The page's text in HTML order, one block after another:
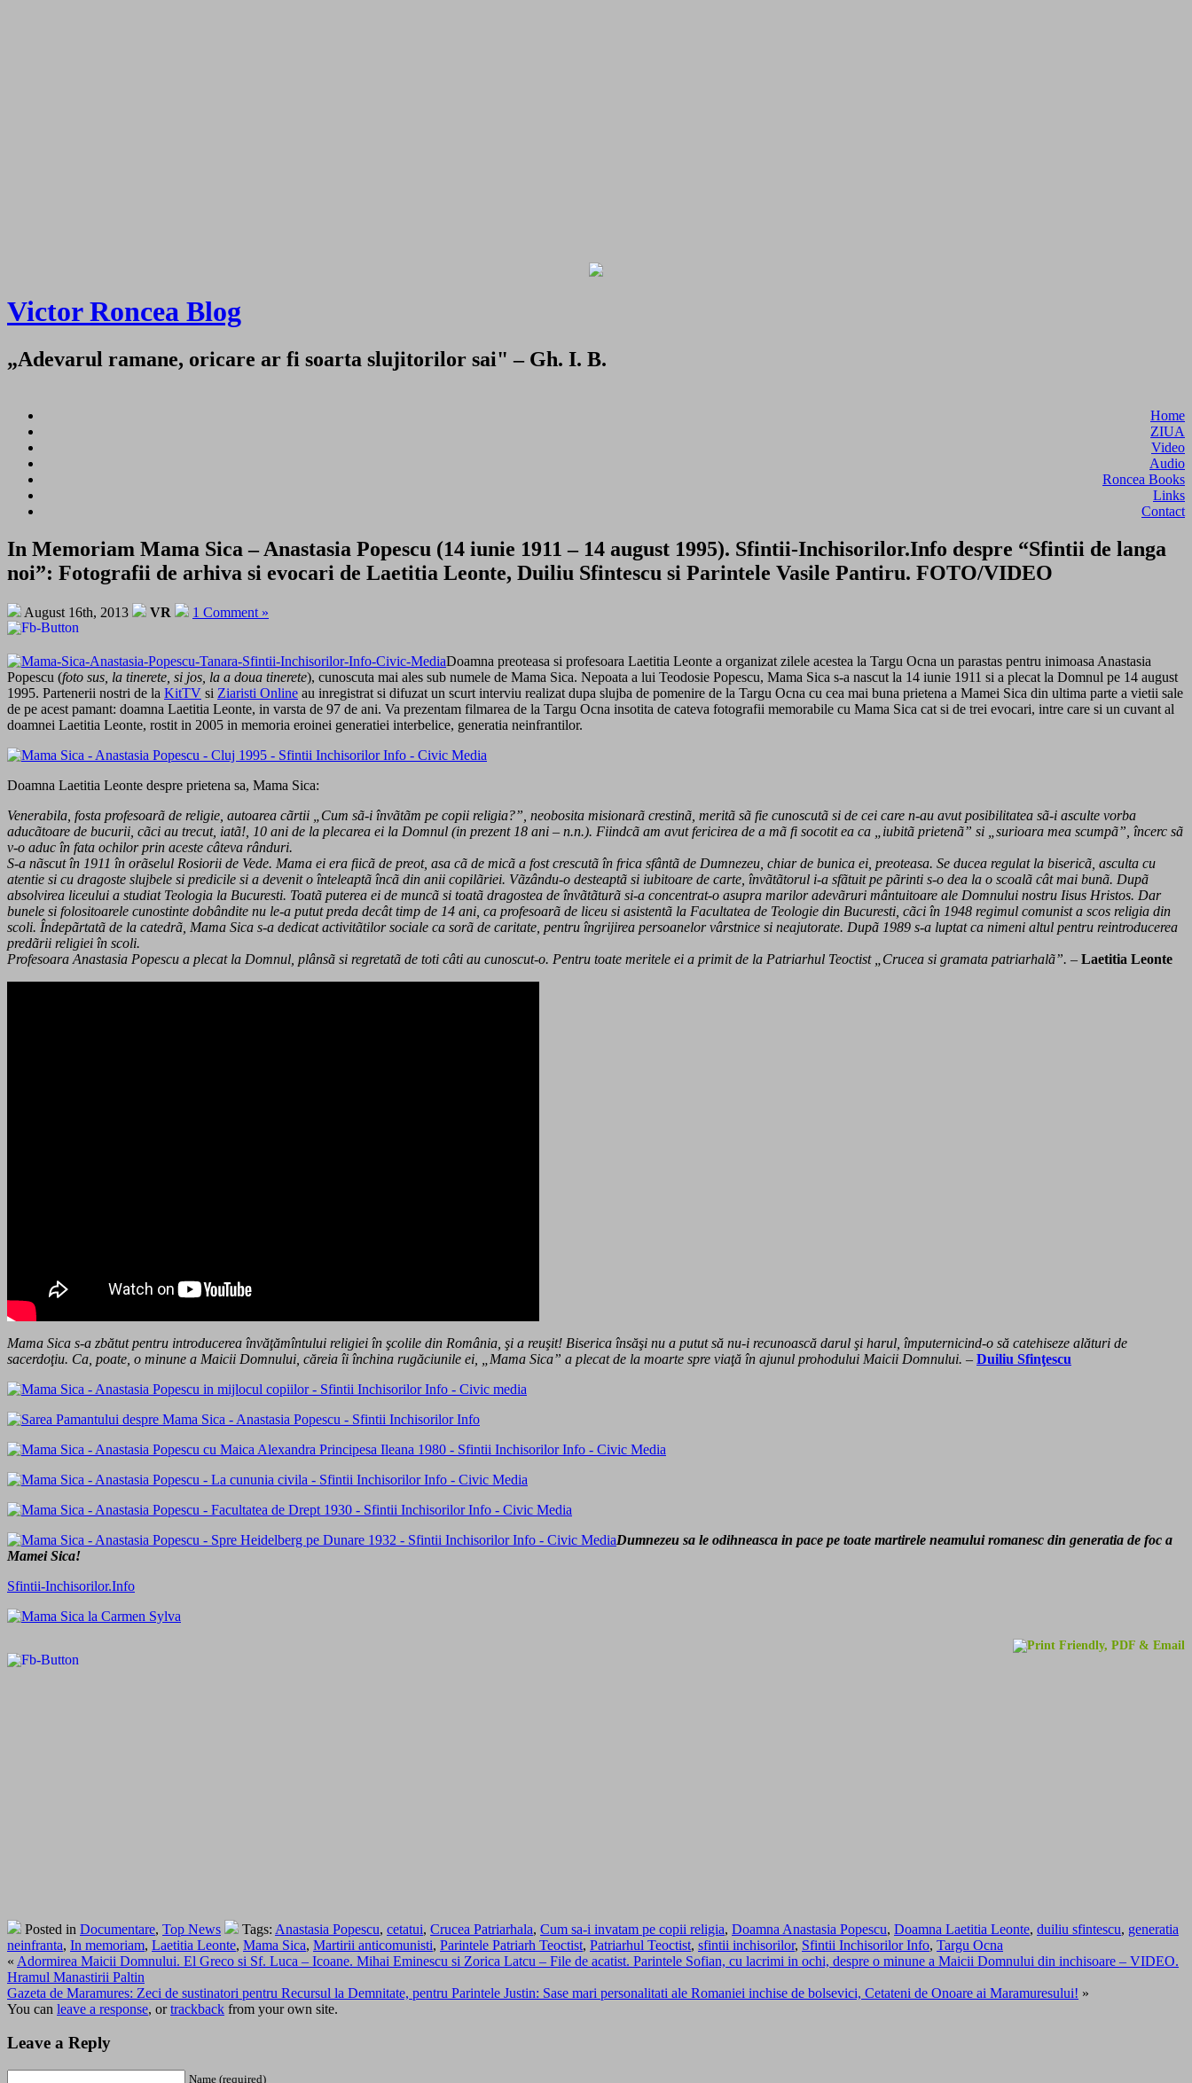
Victor Roncea Blog
„Adevarul ramane, oricare ar fi soarta slujitorilor sai" – Gh. I. B.
Home
ZIUA
Video
Audio
Roncea Books
Links
Contact
In Memoriam Mama Sica – Anastasia Popescu (14 iunie 1911 – 14 august 1995). Sfintii-Inchisorilor.Info despre “Sfintii de langa
noi”: Fotografii de arhiva si evocari de Laetitia Leonte, Duiliu Sfintescu si Parintele Vasile Pantiru. FOTO/VIDEO
August 16th, 2013 VR 1 Comment »
Doamna preoteasa si profesoara Laetitia Leonte a organizat zilele acestea la Targu Ocna un parastas pentru inimoasa Anastasia
Popescu (foto sus, la tinerete, si jos, la a doua tinerete), cunoscuta mai ales sub numele de Mama Sica. Nepoata a lui Teodosie Popescu, Mama Sica s-a nascut la 14 iunie 1911 si a plecat la Domnul pe 14 august
1995. Partenerii nostri de la KitTV si Ziaristi Online au inregistrat si difuzat un scurt interviu realizat dupa slujba de pomenire de la Targu Ocna cu cea mai buna prietena a Mamei Sica din ultima parte a vietii sale
de pe acest pamant: doamna Laetitia Leonte, in varsta de 97 de ani. Va prezentam filmarea de la Targu Ocna insotita de cateva fotografii memorabile cu Mama Sica cat si de trei evocari, intre care si un cuvant al
doamnei Laetitia Leonte, rostit in 2005 in memoria eroinei generatiei interbelice, generatia neinfrantilor.
Doamna Laetitia Leonte despre prietena sa, Mama Sica:
Venerabila, fosta profesoarã de religie, autoarea cãrtii „Cum sã-i învãtãm pe copii religia?”, neobosita misionarã crestinã, meritã sã fie cunoscutã si de cei care n-au avut posibilitatea sã-i asculte vorba
aducãtoare de bucurii, cãci au trecut, iatã!, 10 ani de la plecarea ei la Domnul (in prezent 18 ani – n.n.). Fiindcã am avut fericirea de a mã fi socotit ea ca „iubitã prietenã” si „surioara mea scumpã”, încerc sã
v-o aduc în fata ochilor prin aceste câteva rânduri.
S-a nãscut în 1911 în orãselul Rosiorii de Vede. Mama ei era fiicã de preot, asa cã de micã a fost crescutã în frica sfântã de Dumnezeu, chiar de bunica ei, preoteasa. Se ducea regulat la bisericã, asculta cu
atentie si cu dragoste slujbele si predicile si a devenit o înteleaptã încã din anii copilãriei. Vãzându-o desteaptã si iubitoare de carte, învãtãtorul i-a sfãtuit pe pãrinti s-o dea la o scoalã cât mai bunã. Dupã
absolvirea liceului a studiat Teologia la Bucuresti. Toatã puterea ei de muncã si toatã dragostea de învãtãturã si-a concentrat-o asupra marilor adevãruri mântuitoare ale Domnului nostru Iisus Hristos. Dar
bunele si folositoarele cunostinte dobândite nu le-a putut preda decât timp de 14 ani, ca profesoarã de liceu si asistentã la Facultatea de Teologie din Bucuresti, cãci în 1948 regimul comunist a scos religia din
scoli. Îndepãrtatã de la catedrã, Mama Sica s-a dedicat activitãtilor sociale ca sorã de caritate, pentru îngrijirea persoanelor vârstnice si neajutorate. Dupã 1989 s-a luptat ca nimeni altul pentru reintroducerea
predãrii religiei în scoli.
Profesoara Anastasia Popescu a plecat la Domnul, plânsã si regretatã de toti câti au cunoscut-o. Pentru toate meritele ei a primit de la Patriarhul Teoctist „Crucea si gramata patriarhalã”. – Laetitia Leonte
Mama Sica s-a zbătut pentru introducerea învăţămîntului religiei în şcolile din România, şi a reuşit! Biserica însăşi nu a putut să nu-i recunoască darul şi harul, împuternicind-o să catehiseze alături de
sacerdoţiu. Ca, poate, o minune a Maicii Domnului, căreia îi închina rugăciunile ei, „Mama Sica” a plecat de la moarte spre viaţă în ajunul prohodului Maicii Domnului. – Duiliu Sfinţescu
Dumnezeu sa le odihneasca in pace pe toate martirele neamului romanesc din generatia de foc a
Mamei Sica!
Sfintii-Inchisorilor.Info
Posted in Documentare, Top News Tags: Anastasia Popescu, cetatui, Crucea Patriarhala, Cum sa-i invatam pe copii religia, Doamna Anastasia Popescu, Doamna Laetitia Leonte, duiliu sfintescu, generatia
neinfranta, In memoriam, Laetitia Leonte, Mama Sica, Martirii anticomunisti, Parintele Patriarh Teoctist, Patriarhul Teoctist, sfintii inchisorilor, Sfintii Inchisorilor Info, Targu Ocna
« Adormirea Maicii Domnului. El Greco si Sf. Luca – Icoane. Mihai Eminescu si Zorica Latcu – File de acatist. Parintele Sofian, cu lacrimi in ochi, despre o minune a Maicii Domnului din inchisoare – VIDEO.
Hramul Manastirii Paltin
Gazeta de Maramures: Zeci de sustinatori pentru Recursul la Demnitate, pentru Parintele Justin: Sase mari personalitati ale Romaniei inchise de bolsevici, Cetateni de Onoare ai Maramuresului! »
You can leave a response, ortrackback from your own site.
Leave a Reply
Name (required)